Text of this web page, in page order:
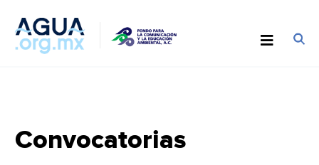
Convocatorias